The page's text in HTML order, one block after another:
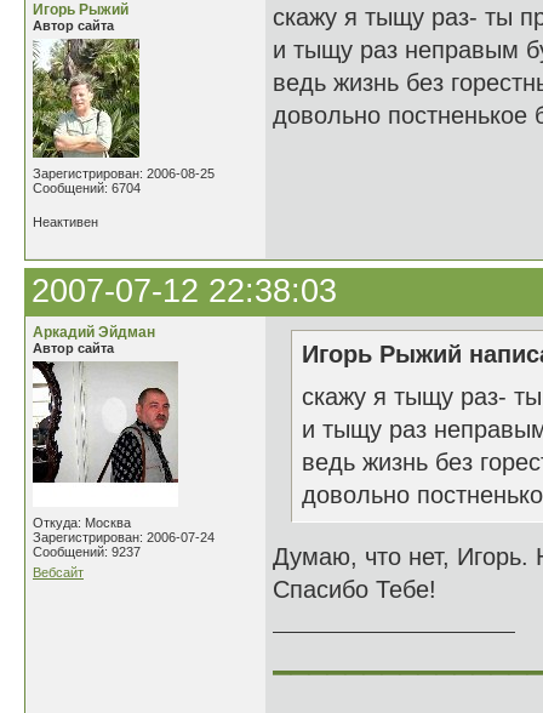
Игорь Рыжий
Автор сайта
Зарегистрирован: 2006-08-25
Сообщений: 6704
скажу я тыщу раз- ты
и тыщу раз неправым
ведь жизнь без
довольно постненькое
Неактивен
2007-07-12 22:38:03
Аркадий Эйдман
Автор сайта
Откуда: Москва
Зарегистрирован: 2006-07-24
Сообщений: 9237
Вебсайт
Игорь Рыжий
скажу я тыщу раз-
и тыщу раз
ведь жизнь без
довольно
Думаю, что нет, Игорь.
Спасибо Тебе!